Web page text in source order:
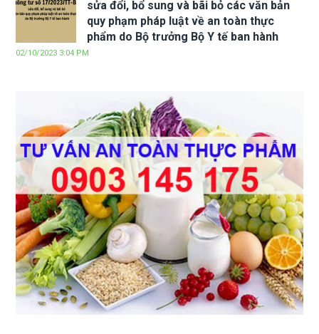
sửa đổi, bổ sung và bãi bỏ các văn bản
quy phạm pháp luật về an toàn thực
phẩm do Bộ trưởng Bộ Y tế ban hành
02/10/2023 3:04 PM